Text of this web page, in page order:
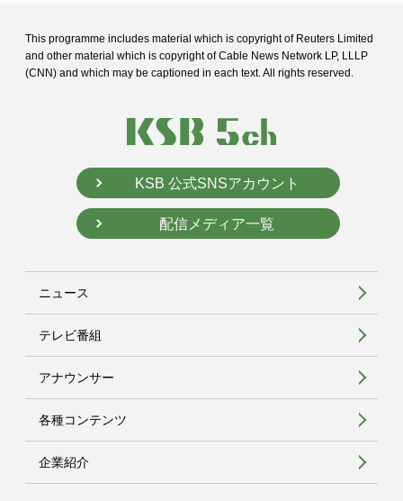
This programme includes material which is copyright of Reuters Limited
and other material which is copyright of Cable News Network LP, LLLP
(CNN) and which may be captioned in each text. All rights reserved.
KSB 公式SNSアカウント
配信メディア一覧
ニュース
テレビ番組
アナウンサー
各種コンテンツ
企業紹介